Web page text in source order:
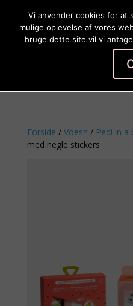
Forside / Voesh / Pedi in a
med negle stickers
Vi anvender cookies for at
mulige oplevelse af vores
bruge dette site vil vi